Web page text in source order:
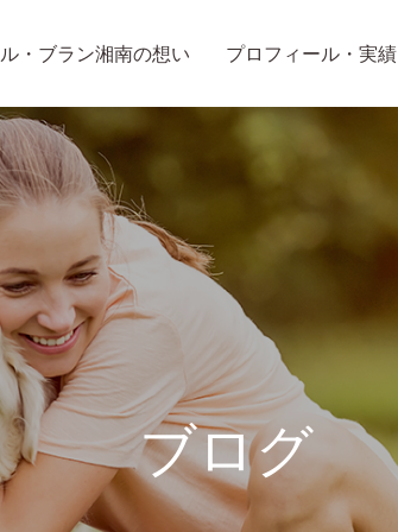
ル・ブラン湘南の想い プロフィール・実績
ブログ